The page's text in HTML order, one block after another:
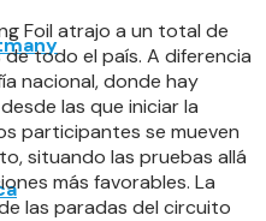
Foil atrajo a un total de
todo el país. A diferencia
nacional, donde hay
las que iniciar la
participantes se mueven
situando las pruebas allá
más favorables. La
las paradas del circuito